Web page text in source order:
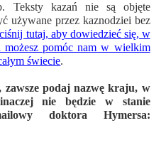
Teksty kazań nie są objęte
używane przez kaznodziei bez
tutaj, aby dowiedzieć się, w
możesz pomóc nam w wielkim
świecie.
zawsze podaj nazwę kraju, w
nie będzie w stanie
doktora Hymersa: